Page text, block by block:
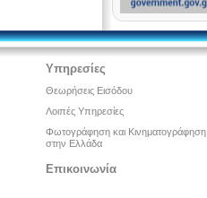
Υπηρεσίες
Θεωρήσεις Εισόδου
Λοιπές Υπηρεσίες
Φωτογράφηση και Κινηματογράφηση
στην Ελλάδα
Επικοινωνία